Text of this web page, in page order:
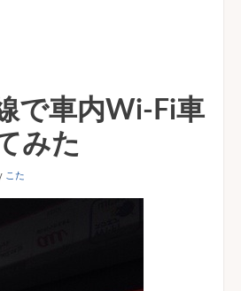
で車内Wi-Fi車
みた
こた